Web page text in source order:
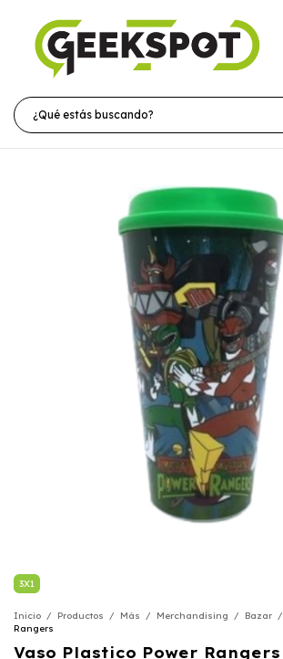
3X1
Inicio / Productos / Más / Merchandising / Bazar /
Rangers
Vaso Plastico Power Rangers